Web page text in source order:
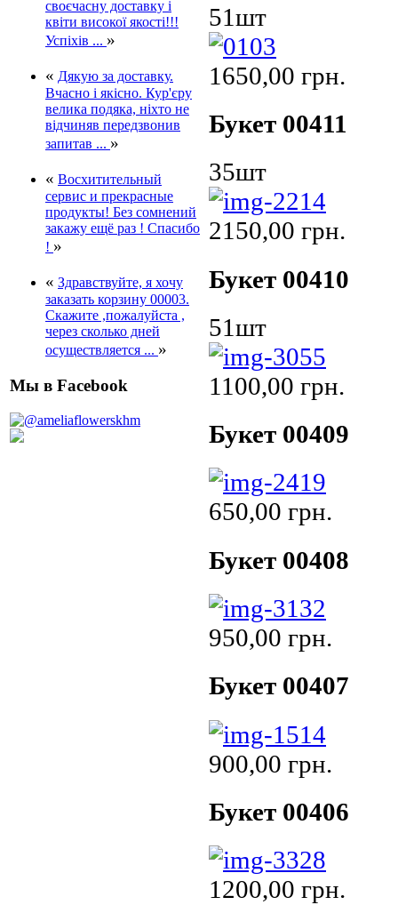
своєчасну доставку і
квіти високої якості!!!
Успіхів ... »
« Дякую за доставку.
Вчасно і якісно. Кур'єру
велика подяка, ніхто не
відчиняв передзвонив
запитав ... »
« Восхитительный
сервис и прекрасные
продукты! Без сомнений
закажу ещё раз ! Спасибо
! »
« Здравствуйте, я хочу
заказать корзину 00003.
Скажите ,пожалуйста ,
через сколько дней
осуществляется ... »
Мы в Facebook
51шт
1650,00 грн.
Букет 00411
35шт
2150,00 грн.
Букет 00410
51шт
1100,00 грн.
Букет 00409
650,00 грн.
Букет 00408
950,00 грн.
Букет 00407
900,00 грн.
Букет 00406
1200,00 грн.